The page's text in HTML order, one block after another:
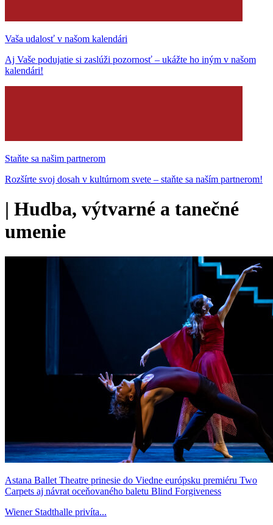
Vaša udalosť v našom kalendári
Aj Vaše podujatie si zaslúži pozornosť – ukážte ho iným v našom
kalendári!
Staňte sa našim partnerom
Rozšírte svoj dosah v kultúrnom svete – staňte sa naším partnerom!
| Hudba, výtvarné a tanečné
umenie
Astana Ballet Theatre prinesie do Viedne európsku premiéru Two
Carpets aj návrat oceňovaného baletu Blind Forgiveness
Wiener Stadthalle privíta...